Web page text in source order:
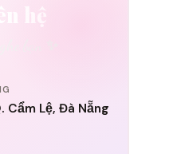
hệ
Cẩm Lệ, Đà Nẵng